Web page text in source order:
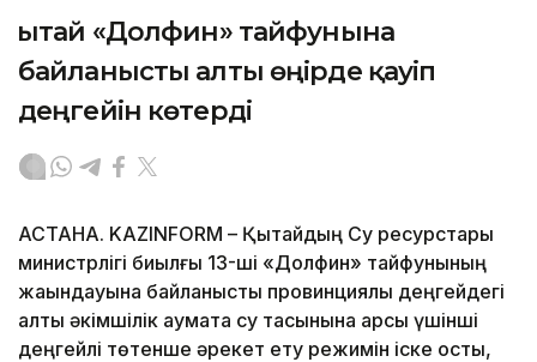
Қытай «Долфин» тайфунына
байланысты алты өңірде қауіп
деңгейін көтерді
АСТАНА. KAZINFORM – Қытайдың Су ресурстары
министрлігі биылғы 13-ші «Долфин» тайфунының
жақындауына байланысты провинциялық деңгейдегі
алты әкімшілік аумақта су тасқынына қарсы үшінші
деңгейлі төтенше әрекет ету режимін іске қосты,